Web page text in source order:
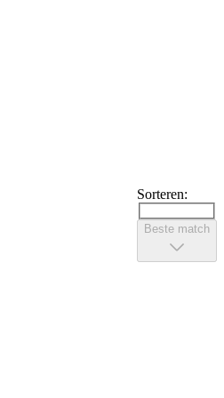
Sorteren:
Beste match